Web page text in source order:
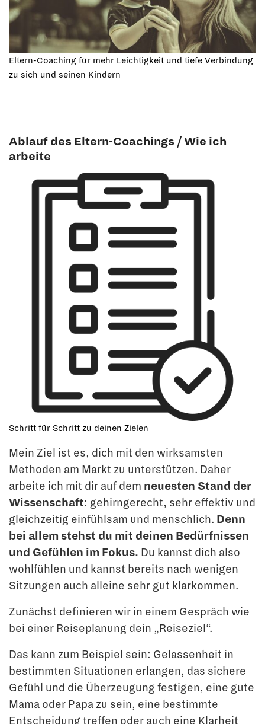
Eltern-Coaching für mehr Leichtigkeit und tiefe Verbindung
zu sich und seinen Kindern
Ablauf des Eltern-Coachings / Wie ich
arbeite
Schritt für Schritt zu deinen Zielen
Mein Ziel ist es, dich mit den wirksamsten
Methoden am Markt zu unterstützen. Daher
arbeite ich mit dir auf dem neuesten Stand der
Wissenschaft: gehirngerecht, sehr effektiv und
gleichzeitig einfühlsam und menschlich. Denn
bei allem stehst du mit deinen Bedürfnissen
und Gefühlen im Fokus. Du kannst dich also
wohlfühlen und kannst bereits nach wenigen
Sitzungen auch alleine sehr gut klarkommen.
Zunächst definieren wir in einem Gespräch wie
bei einer Reiseplanung dein „Reiseziel“.
Das kann zum Beispiel sein: Gelassenheit in
bestimmten Situationen erlangen, das sichere
Gefühl und die Überzeugung festigen, eine gute
Mama oder Papa zu sein, eine bestimmte
Entscheidung treffen oder auch eine Klarheit